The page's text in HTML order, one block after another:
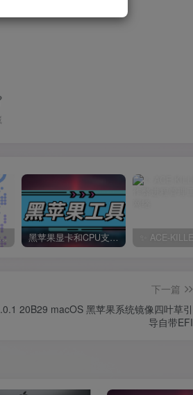
值/开户(QQ交流群号749113977) 黑苹果显卡和CPU支持情况以及购买硬件防踩坑指南
下一篇
20B29 macOS 黑苹果系统镜像四叶草引
导自带EFI